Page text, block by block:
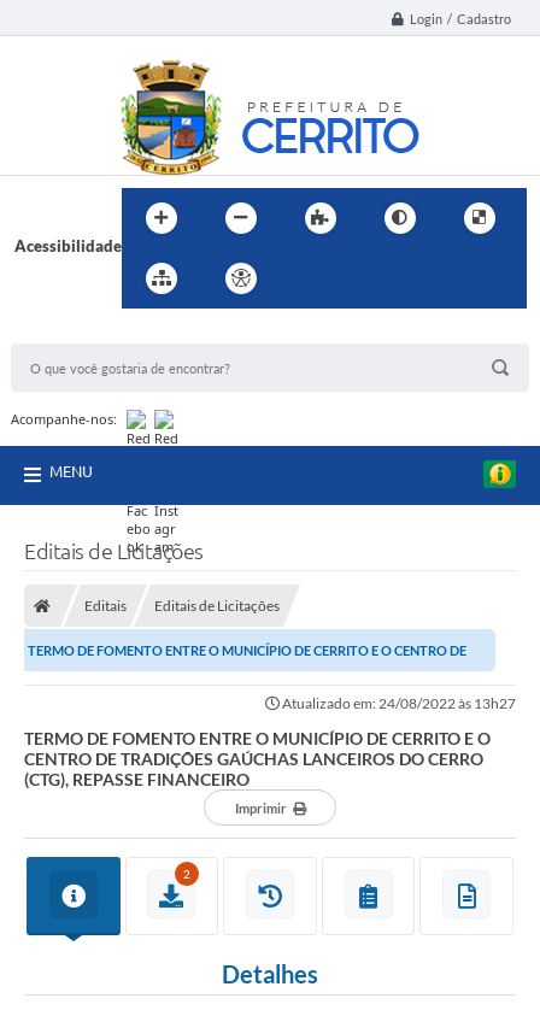
Login / Cadastro
Acessibilidade
Acompanhe-nos:
MENU
Editais de Licitações
Editais Editais de Licitações
TERMO DE FOMENTO ENTRE O MUNICÍPIO DE CERRITO E O CENTRO DE
Atualizado em: 24/08/2022 às 13h27
TERMO DE FOMENTO ENTRE O MUNICÍPIO DE CERRITO E O
CENTRO DE TRADIÇÕES GAÚCHAS LANCEIROS DO CERRO
(CTG), REPASSE FINANCEIRO
Imprimir
2
Detalhes